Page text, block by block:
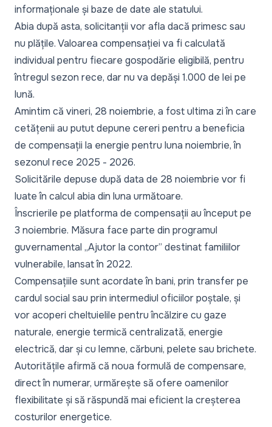
informaționale și baze de date ale statului.
Abia după asta, solicitanții vor afla dacă primesc sau
nu plățile. Valoarea compensației va fi calculată
individual pentru fiecare gospodărie eligibilă, pentru
întregul sezon rece, dar nu va depăși 1.000 de lei pe
lună.
Amintim că vineri, 28 noiembrie, a fostultima ziîn care
cetățenii au putut depune cereri pentru a beneficia
de compensații la energie pentru luna noiembrie, în
sezonul rece 2025 - 2026.
Solicitările depuse după data de 28 noiembrie vor fi
luate în calcul abia din luna următoare.
Înscrierile pe platforma de compensații au început pe
3 noiembrie. Măsura face parte din programul
guvernamental „Ajutor la contor” destinat familiilor
vulnerabile, lansat în 2022.
Compensațiile sunt acordate în bani, prin transfer pe
cardul social sau prin intermediul oficiilor poștale, și
vor acoperi cheltuielile pentru încălzire cu gaze
naturale, energie termică centralizată, energie
electrică, dar și cu lemne, cărbuni, pelete sau brichete.
Autoritățile afirmă că noua formulă de compensare,
direct în numerar, urmărește să ofere oamenilor
flexibilitate și să răspundă mai eficient la creșterea
costurilor energetice.